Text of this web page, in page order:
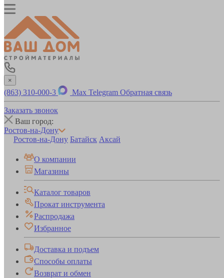
×
(863) 310-000-3 Max Telegram Обратная связь
Заказать звонок
Ваш город:
Ростов-на-Дону
Ростов-на-Дону Батайск Аксай
О компании
Магазины
Каталог товаров
Прокат инструмента
Распродажа
Избранное
Доставка и подъем
Способы оплаты
Возврат и обмен